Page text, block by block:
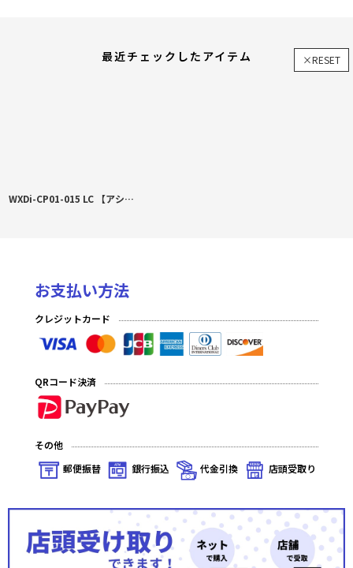
最近チェックしたアイテム ×RESET
WXDi-CP01-015 LC 【アシスト】アンジュ レベル２【錬金】
お支払い方法
クレジットカード
QRコード決済
その他
郵便振替
銀行振込 代金引換 店頭受取り